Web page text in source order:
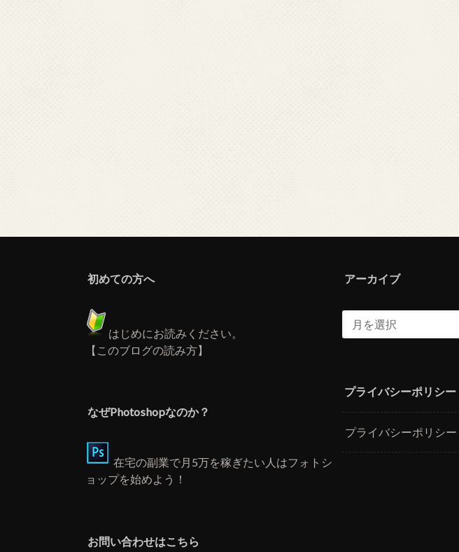
初めての方へ
はじめにお読みください。
【このブログの読み方】
なぜPhotoshopなのか？
在宅の副業で月5万を稼ぎたい人はフォトシ
ョップを始めよう！
お問い合わせはこちら
アーカイブ
プライバシーポリシー
プライバシーポリシー